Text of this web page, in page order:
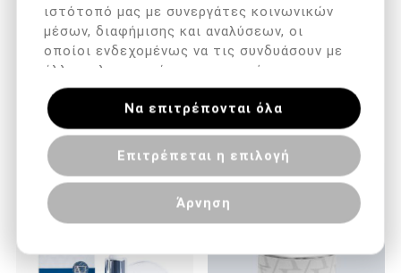
ΟΙ ΠΕΛΆΤΕΣ ΠΟΥ ΑΓΌΡΑΣΑΝ ΑΥΤΌ
ΤΟ ΠΡΟΪΌΝ ΑΓΌΡΑΣΑΝ ΕΠΊΣΗΣ
ιστότοπό μας με συνεργάτες κοινωνικών
μέσων, διαφήμισης και αναλύσεων, οι
οποίοι ενδεχομένως να τις συνδυάσουν με
άλλες πληροφορίες που τους έχετε
παραχωρήσει ή τις οποίες έχουν συλλέξει
σε σχέση με την από μέρους σας χρήση
των υπηρεσιών τους.
Άρνηση
Επιτρέπεται η επιλογή
Να επιτρέπονται όλα